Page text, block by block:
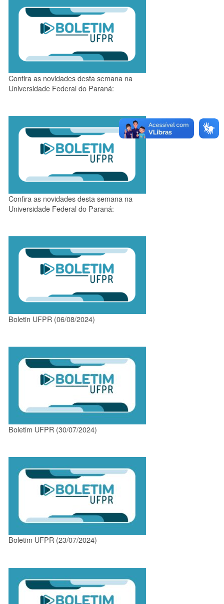
Confira as novidades desta semana na
Universidade Federal do Paraná:
Confira as novidades desta semana na
Universidade Federal do Paraná:
Boletin UFPR (06/08/2024)
Boletim UFPR (30/07/2024)
Boletim UFPR (23/07/2024)